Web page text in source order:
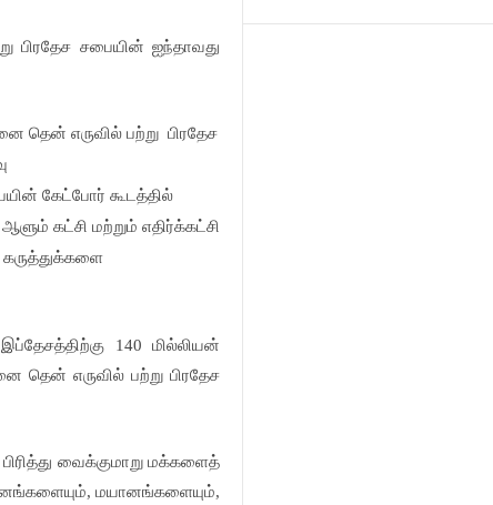
பிரதேச சபையின் ஐந்தாவது
தென் எருவில் பற்று பிரதேச
கேட்போர் கூடத்தில்
கட்சி மற்றும் எதிர்க்கட்சி
140 மில்லியன்
எருவில் பற்று பிரதேச
வைக்குமாறு மக்களைத்
மயானங்களையும்,